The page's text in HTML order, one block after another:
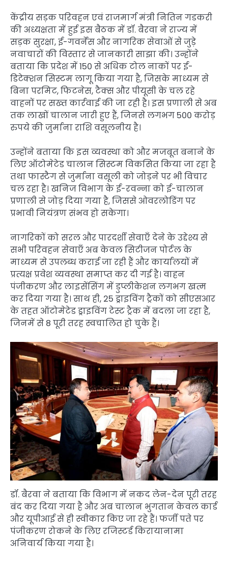
केंद्रीय सड़क परिवहन एवं राजमार्ग मंत्री नितिन गडकरी
की अध्यक्षता में हुई इस बैठक में डॉ. बैरवा ने राज्य में
सड़क सुरक्षा, ई-गवर्नेंस और नागरिक सेवाओं से जुड़े
नवाचारों की विस्तार से जानकारी साझा की। उन्होंने
बताया कि प्रदेश में 150 से अधिक टोल नाकों पर ई-
डिटेक्शन सिस्टम लागू किया गया है, जिसके माध्यम से
बिना परमिट, फिटनेस, टैक्स और पीयूसी के चल रहे
वाहनों पर सख्त कार्रवाई की जा रही है। इस प्रणाली से अब
तक लाखों चालान जारी हुए हैं, जिनसे लगभग 500 करोड़
रुपये की जुर्माना राशि वसूलनीय है।
उन्होंने बताया कि इस व्यवस्था को और मजबूत बनाने के
लिए ऑटोमेटेड चालान सिस्टम विकसित किया जा रहा है
तथा फास्टैग से जुर्माना वसूली को जोड़ने पर भी विचार
चल रहा है। खनिज विभाग के ई-रवन्ना को ई-चालान
प्रणाली से जोड़ दिया गया है, जिससे ओवरलोडिंग पर
प्रभावी नियंत्रण संभव हो सकेगा।
नागरिकों को सरल और पारदर्शी सेवाएँ देने के उद्देश्य से
सभी परिवहन सेवाएँ अब केवल सिटीजन पोर्टल के
माध्यम से उपलब्ध कराई जा रही हैं और कार्यालयों में
प्रत्यक्ष प्रवेश व्यवस्था समाप्त कर दी गई है। वाहन
पंजीकरण और लाइसेंसिंग में डुप्लीकेशन लगभग खत्म
कर दिया गया है। साथ ही, 25 ड्राइविंग ट्रैकों को सीएसआर
के तहत ऑटोमेटेड ड्राइविंग टेस्ट ट्रैक में बदला जा रहा है,
जिनमें से 8 पूरी तरह स्वचालित हो चुके हैं।
डॉ. बैरवा ने बताया कि विभाग में नकद लेन-देन पूरी तरह
बंद कर दिया गया है और अब चालान भुगतान केवल कार्ड
और यूपीआई से ही स्वीकार किए जा रहे हैं। फर्जी पते पर
पंजीकरण रोकने के लिए रजिस्टर्ड किरायानामा
अनिवार्य किया गया है।